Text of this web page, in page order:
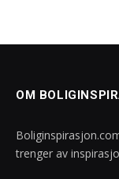
OM
trenger av